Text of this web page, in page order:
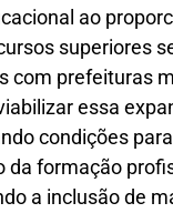
ao
superiores
com prefeituras
essa
condições
da formação
a inclusão de